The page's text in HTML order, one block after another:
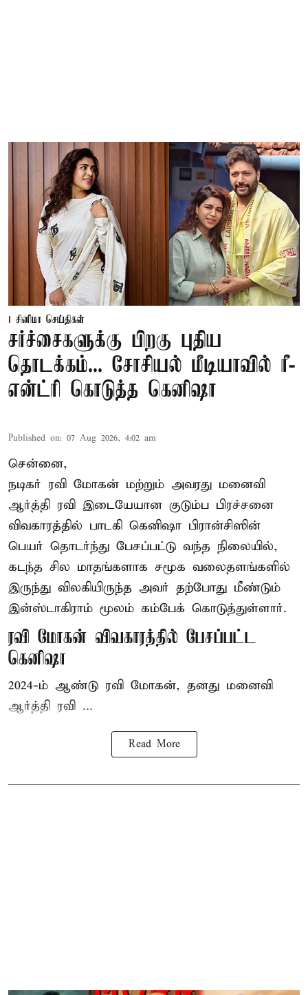
சினிமா செய்திகள்
சர்ச்சைகளுக்கு பிறகு புதிய
தொடக்கம்... சோசியல் மீடியாவில் ரீ-
என்ட்ரி கொடுத்த கெனிஷா
Published on: 07 Aug 2026, 4:02 am
சென்னை,
நடிகர் ரவி மோகன் மற்றும் அவரது மனைவி
ஆர்த்தி ரவி இடையேயான குடும்ப பிரச்சனை
விவகாரத்தில் பாடகி கெனிஷா பிரான்சிஸின்
பெயர் தொடர்ந்து பேசப்பட்டு வந்த நிலையில்,
கடந்த சில மாதங்களாக சமூக வலைதளங்களில்
இருந்து விலகியிருந்த அவர் தற்போது மீண்டும்
இன்ஸ்டாகிராம் மூலம் கம்பேக் கொடுத்துள்ளார்.
ரவி மோகன் விவகாரத்தில் பேசப்பட்ட
கெனிஷா
2024-ம் ஆண்டு ரவி மோகன், தனது மனைவி
ஆர்த்தி ரவி ...
Read More